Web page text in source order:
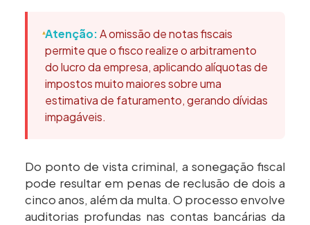
Atenção:A omissão de notas fiscais
permite que o fisco realize o arbitramento
do lucro da empresa, aplicando alíquotas de
impostos muito maiores sobre uma
estimativa de faturamento, gerando dívidas
impagáveis.
Do ponto de vista criminal, a sonegação fiscal
pode resultar em penas de reclusão de dois a
cinco anos, além da multa. O processo envolve
auditorias profundas nas contas bancárias da